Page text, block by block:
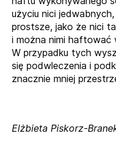
użyciu nici
prostsze, jako że nici
i można nimi haftować
W przypadku tych
się podwleczenia i
znacznie mniej
Elżbieta Piskorz-